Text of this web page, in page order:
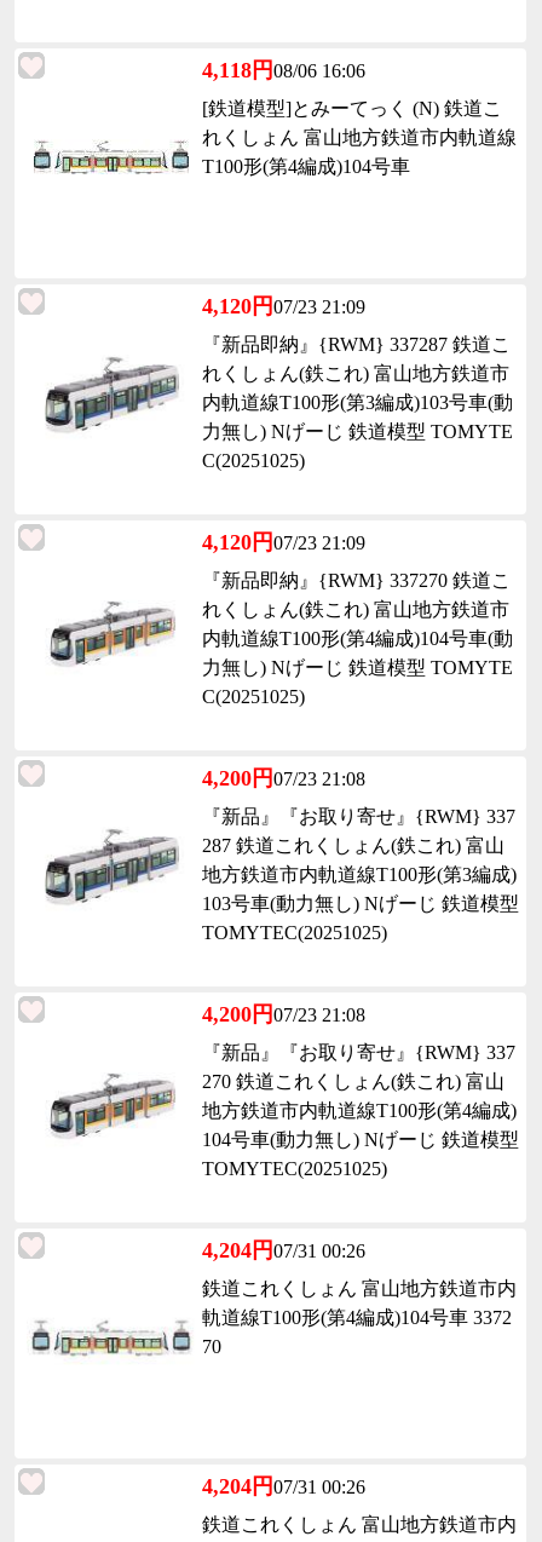
4,118円08/06 16:06
[鉄道模型]とみーてっく (N) 鉄道こ
れくしょん 富山地方鉄道市内軌道線
T100形(第4編成)104号車
4,120円07/23 21:09
『新品即納』{RWM} 337287 鉄道こ
れくしょん(鉄これ) 富山地方鉄道市
内軌道線T100形(第3編成)103号車(動
力無し) Nげーじ 鉄道模型 TOMYTE
C(20251025)
4,120円07/23 21:09
『新品即納』{RWM} 337270 鉄道こ
れくしょん(鉄これ) 富山地方鉄道市
内軌道線T100形(第4編成)104号車(動
力無し) Nげーじ 鉄道模型 TOMYTE
C(20251025)
4,200円07/23 21:08
『新品』『お取り寄せ』{RWM} 337
287 鉄道これくしょん(鉄これ) 富山
地方鉄道市内軌道線T100形(第3編成)
103号車(動力無し) Nげーじ 鉄道模型
TOMYTEC(20251025)
4,200円07/23 21:08
『新品』『お取り寄せ』{RWM} 337
270 鉄道これくしょん(鉄これ) 富山
地方鉄道市内軌道線T100形(第4編成)
104号車(動力無し) Nげーじ 鉄道模型
TOMYTEC(20251025)
4,204円07/31 00:26
鉄道これくしょん 富山地方鉄道市内
軌道線T100形(第4編成)104号車 3372
70
4,204円07/31 00:26
鉄道これくしょん 富山地方鉄道市内